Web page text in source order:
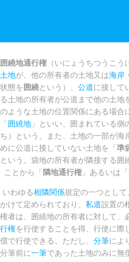
囲繞地通行権 （いにょうちつうこ
土地が、他の所有者の土地又は海岸
状態を囲繞という）、 公道に接して
る土地の所有者が公道まで他の土地
のような土地の位置関係にある場合
「囲繞地 」といい、囲まれている側
ち）という。また、土地の一部が海
めに公道に接していない土地を「準
という。袋地の所有者が隣接する囲
ことから「隣地通行権 」あるいは「
いわゆる相隣関係規定の一つとして、
かけて定められており、 私道設置の
権者は、囲繞地の所有者に対して、
行権を行使することを得、行使に
償で行使できる。ただし、 分筆によ
分筆前に一筆であった土地のみに無